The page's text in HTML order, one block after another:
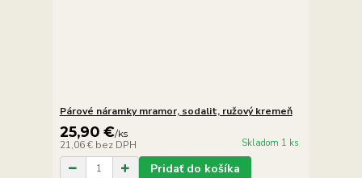
Párové náramky mramor, sodalit, ružový kremeň
25,90 €/ks
21,06 € bez DPH Skladom 1 ks
Pridať do košíka